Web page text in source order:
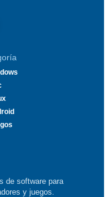
de software para
y juegos.